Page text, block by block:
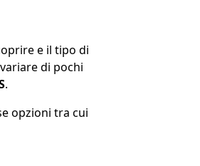
e il tipo di
di pochi
.
opzioni tra cui